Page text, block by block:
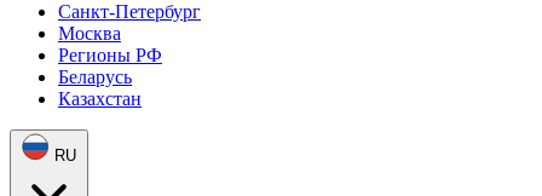
Санкт-Петербург
Москва
Регионы РФ
Беларусь
Казахстан
RU